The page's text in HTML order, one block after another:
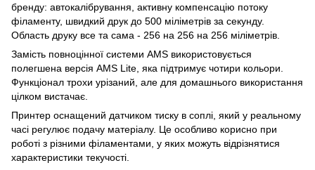
бренду: автокалібрування, активну компенсацію потоку
філаменту, швидкий друк до 500 міліметрів за секунду.
Область друку все та сама - 256 на 256 на 256 міліметрів.
Замість повноцінної системи AMS використовується
полегшена версія AMS Lite, яка підтримує чотири кольори.
Функціонал трохи урізаний, але для домашнього використання
цілком вистачає.
Принтер оснащений датчиком тиску в соплі, який у реальному
часі регулює подачу матеріалу. Це особливо корисно при
роботі з різними філаментами, у яких можуть відрізнятися
характеристики текучості.